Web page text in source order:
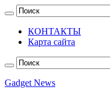
КОНТАКТЫ
Карта сайта
Gadget News